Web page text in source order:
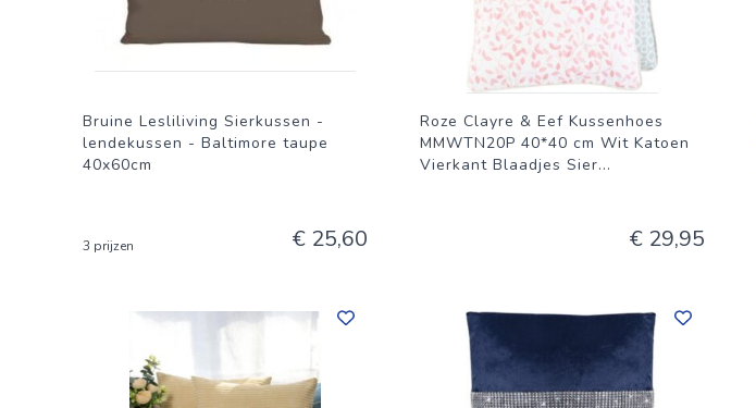
Bruine Lesliliving Sierkussen -
lendekussen - Baltimore taupe
40x60cm
3 prijzen € 25,60
Roze Clayre & Eef Kussenhoes
MMWTN20P 40*40 cm Wit Katoen
Vierkant Blaadjes Sier...
€ 29,95